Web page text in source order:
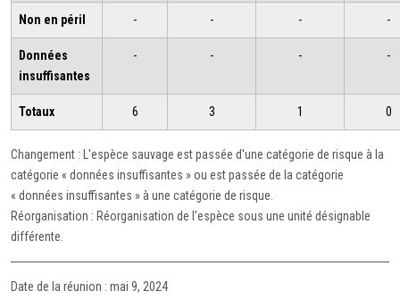
Non en péril - - - -
Données
insuffisantes
- - - -
Totaux 6 3 1 0
Changement : L'espèce sauvage est passée d'une catégorie de risque à la
catégorie « données insuffisantes » ou est passée de la catégorie
« données insuffisantes » à une catégorie de risque.
Réorganisation : Réorganisation de l'espèce sous une unité désignable
différente.
Date de la réunion : mai 9, 2024